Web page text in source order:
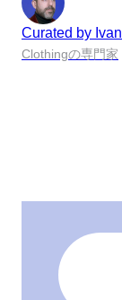
Curated by Ivan
Clothingの専門家